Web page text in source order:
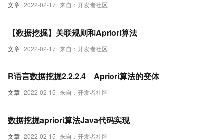
文章 2022-02-17 来自：开发者社区
文章 2022-02-17 来自：开发者社区
【数据挖掘】关联规则和Apriori算法
文章 2022-02-15 来自：开发者社区
R语言数据挖掘2.2.2.4 Apriori算法的变体
文章 2022-02-15 来自：开发者社区
数据挖掘apriori算法Java代码实现